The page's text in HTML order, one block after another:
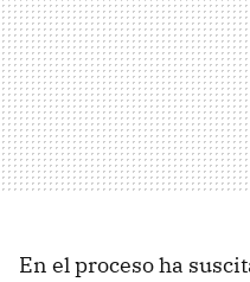
En el proceso ha